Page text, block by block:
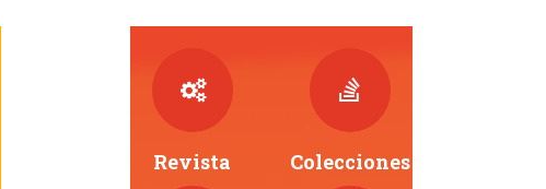
Revista Colecciones